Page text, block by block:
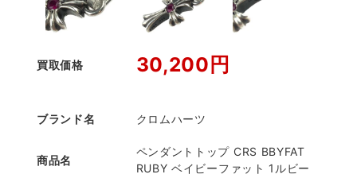
買取価格 30,200円
ブランド名 クロムハーツ
商品名
ペンダントトップ CRS BBYFAT
RUBY ベイビーファット 1ルビー